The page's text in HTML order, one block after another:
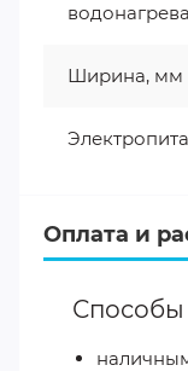
Ширина, мм
Оплата и
Способы